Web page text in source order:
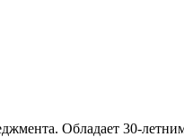
Обладает 30-